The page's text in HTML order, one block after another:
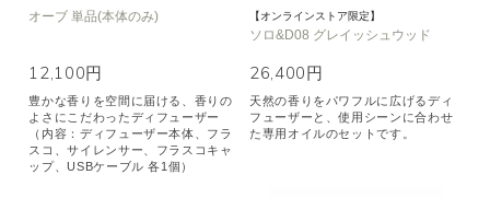
オーブ 単品(本体のみ)
12,100円
豊かな香りを空間に届ける、香りの
よさにこだわったディフューザー
（内容：ディフューザー本体、フラ
スコ、サイレンサー、フラスコキャ
ップ、USBケーブル 各1個）
【オンラインストア限定】
ソロ&D08 グレイッシュウッド
26,400円
天然の香りをパワフルに広げるディ
フューザーと、使用シーンに合わせ
た専用オイルのセットです。